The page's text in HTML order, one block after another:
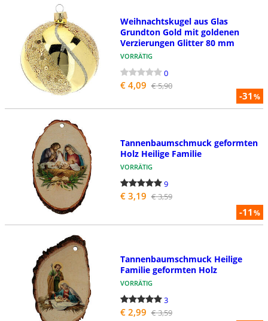
-31%
Weihnachtskugel aus Glas
Grundton Gold mit goldenen
Verzierungen Glitter 80 mm
VORRÄTIG
0
€ 4,09 € 5,90
-11%
Tannenbaumschmuck geformten
Holz Heilige Familie
VORRÄTIG
9
€ 3,19 € 3,59
Tannenbaumschmuck Heilige
Familie geformten Holz
VORRÄTIG
3
€ 2,99 € 3,59